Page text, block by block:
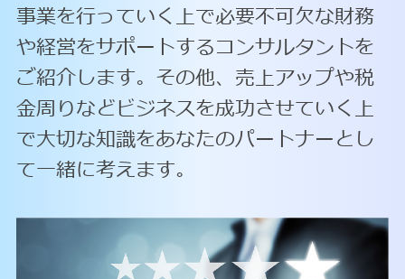
事業を行っていく上で必要不可欠な財務
や経営をサポートするコンサルタントを
ご紹介します。その他、売上アップや税
金周りなどビジネスを成功させていく上
で大切な知識をあなたのパートナーとし
て一緒に考えます。